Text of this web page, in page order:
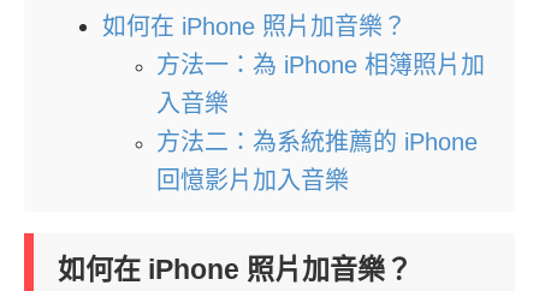
如何在 iPhone 照片加音樂？
方法一：為 iPhone 相簿照片加
入音樂
方法二：為系統推薦的 iPhone
回憶影片加入音樂
如何在 iPhone 照片加音樂？